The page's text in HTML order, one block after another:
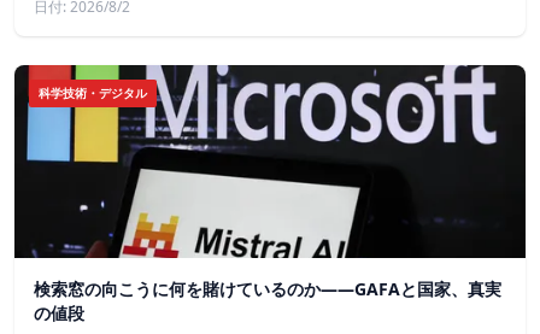
日付: 2026/8/2
科学技術・デジタル
検索窓の向こうに何を賭けているのか——GAFAと国家、真実
の値段